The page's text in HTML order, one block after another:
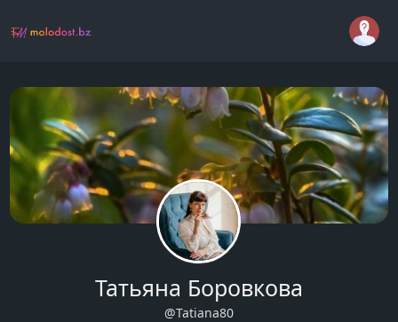
Татьяна Боровкова
@Tatiana80